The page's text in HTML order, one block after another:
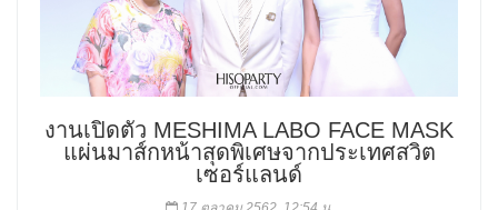
งานเปิดตัว MESHIMA LABO FACE MASK
แผ่นมาส์กหน้าสุดพิเศษจากประเทศสวิต
เซอร์แลนด์